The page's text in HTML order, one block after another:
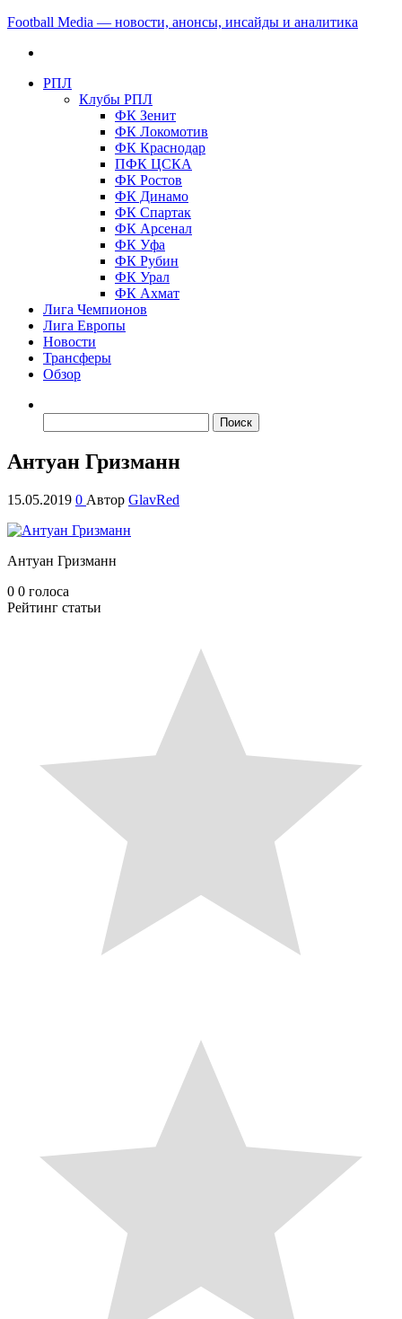
Football Media — новости, анонсы, инсайды и аналитика
РПЛ
Клубы РПЛ
ФК Зенит
ФК Локомотив
ФК Краснодар
ПФК ЦСКА
ФК Ростов
ФК Динамо
ФК Спартак
ФК Арсенал
ФК Уфа
ФК Рубин
ФК Урал
ФК Ахмат
Лига Чемпионов
Лига Европы
Новости
Трансферы
Обзор
Антуан Гризманн
15.05.2019 0 Автор GlavRed
Антуан Гризманн
0 0 голоса
Рейтинг статьи